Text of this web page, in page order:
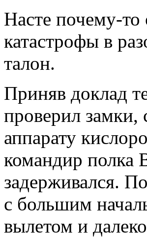
Насте почему-то
катастрофы в
талон.
Приняв доклад
проверил замки,
аппарату
командир полка
задерживался.
с большим
вылетом и